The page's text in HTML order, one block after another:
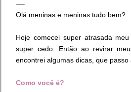
Olá meninas e meninas tudo bem?
Hoje comecei super atrasada
super cedo. Então ao revirar
encontrei algumas dicas, que passo
Como você é?